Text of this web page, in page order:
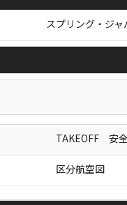
スプリング・ジ
TAKEOFF 安
区分航空図